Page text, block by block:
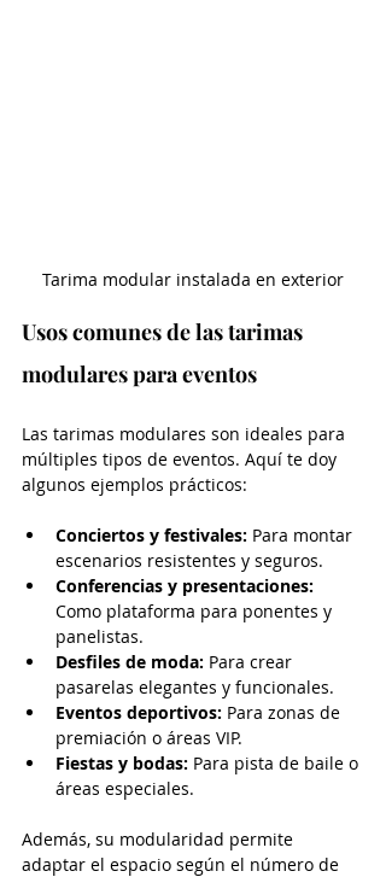
Tarima modular instalada en exterior
Usos comunes de las tarimas
modulares para eventos
Las tarimas modulares son ideales para
múltiples tipos de eventos. Aquí te doy
algunos ejemplos prácticos:
Conciertos y festivales: Para montar
escenarios resistentes y seguros.
Conferencias y presentaciones:
Como plataforma para ponentes y
panelistas.
Desfiles de moda: Para crear
pasarelas elegantes y funcionales.
Eventos deportivos: Para zonas de
premiación o áreas VIP.
Fiestas y bodas: Para pista de baile o
áreas especiales.
Además, su modularidad permite
adaptar el espacio según el número de